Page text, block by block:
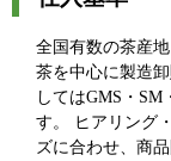
全国有数の茶産
茶を中心に製造
してはGMS・
す。 ヒアリング
ズに合わせ、商